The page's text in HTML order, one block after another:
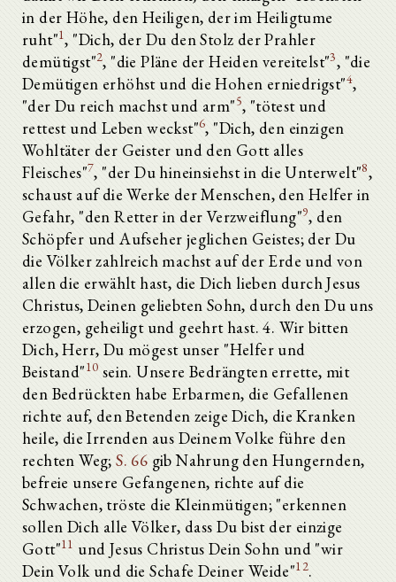
in der Höhe, den Heiligen, der im Heiligtume
ruht"1, "Dich, der Du den Stolz der Prahler
demütigst"2, "die Pläne der Heiden vereitelst"3, "die
Demütigen erhöhst und die Hohen erniedrigst"4,
"der Du reich machst und arm"5, "tötest und
rettest und Leben weckst"6, "Dich, den einzigen
Wohltäter der Geister und den Gott alles
Fleisches"7, "der Du hineinsiehst in die Unterwelt"8,
schaust auf die Werke der Menschen, den Helfer in
Gefahr, "den Retter in der Verzweiflung"9, den
Schöpfer und Aufseher jeglichen Geistes; der Du
die Völker zahlreich machst auf der Erde und von
allen die erwählt hast, die Dich lieben durch Jesus
Christus, Deinen geliebten Sohn, durch den Du uns
erzogen, geheiligt und geehrt hast. 4. Wir bitten
Dich, Herr, Du mögest unser "Helfer und
Beistand"10 sein. Unsere Bedrängten errette, mit
den Bedrückten habe Erbarmen, die Gefallenen
richte auf, den Betenden zeige Dich, die Kranken
heile, die Irrenden aus Deinem Volke führe den
rechten Weg;S. 66 gib Nahrung den Hungernden,
befreie unsere Gefangenen, richte auf die
Schwachen, tröste die Kleinmütigen; "erkennen
sollen Dich alle Völker, dass Du bist der einzige
Gott"11 und Jesus Christus Dein Sohn und "wir
Dein Volk und die Schafe Deiner Weide"12.